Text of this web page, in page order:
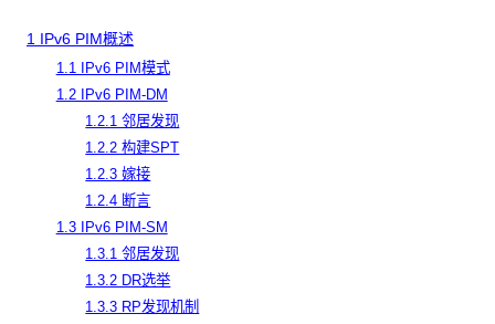
1 IPv6 PIM概述
1.1 IPv6 PIM模式
1.2 IPv6 PIM-DM
1.2.1 邻居发现
1.2.2 构建SPT
1.2.3 嫁接
1.2.4 断言
1.3 IPv6 PIM-SM
1.3.1 邻居发现
1.3.2 DR选举
1.3.3 RP发现机制